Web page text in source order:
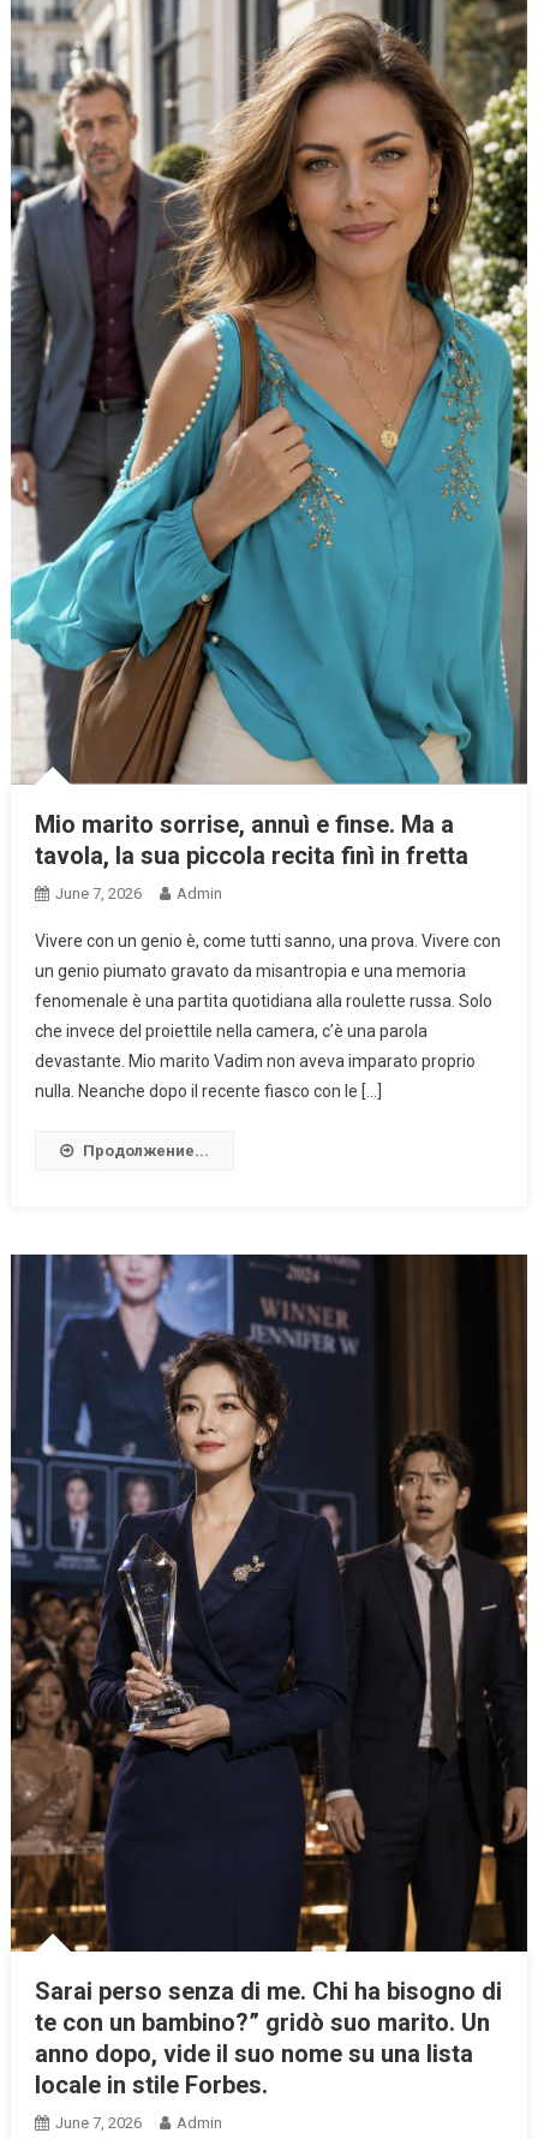
Mio marito sorrise, annuì e finse. Ma a
tavola, la sua piccola recita finì in fretta
June 7, 2026 Admin
Vivere con un genio è, come tutti sanno, una prova. Vivere con
un genio piumato gravato da misantropia e una memoria
fenomenale è una partita quotidiana alla roulette russa. Solo
che invece del proiettile nella camera, c’è una parola
devastante. Mio marito Vadim non aveva imparato proprio
nulla. Neanche dopo il recente fiasco con le […]
Продолжение...
Sarai perso senza di me. Chi ha bisogno di
te con un bambino?” gridò suo marito. Un
anno dopo, vide il suo nome su una lista
locale in stile Forbes.
June 7, 2026 Admin